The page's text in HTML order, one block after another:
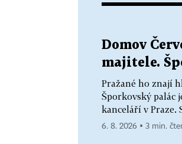
Domov
majitele.
Pražané ho znají
Šporkovský palác
kanceláří v Praze.
6. 8. 2026 ▪ 3 min.